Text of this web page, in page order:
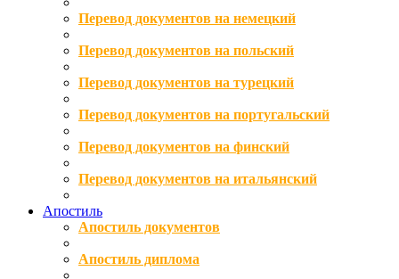
Перевод документов на немецкий
Перевод документов на польский
Перевод документов на турецкий
Перевод документов на португальский
Перевод документов на финский
Перевод документов на итальянский
Апостиль
Апостиль документов
Апостиль диплома